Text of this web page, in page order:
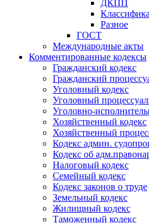
ДКПП
Разное
ГОСТ
Международные акты
Комментированные кодексы
Гражданский кодекс
Гражданский
Уголовный кодекс
Уголовный
Уголовно-
Хозяйственный кодекс
Хозяйственный
Кодекс админ.
Кодекс об
Налоговый кодекс
Семейный кодекс
Кодекс законов о труде
Земельный кодекс
Жилищный кодекс
Таможенный кодекс